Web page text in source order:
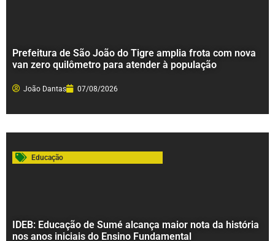
Prefeitura de São João do Tigre amplia frota com nova
van zero quilômetro para atender à população
João Dantas 07/08/2026
Educação
IDEB: Educação de Sumé alcança maior nota da história
nos anos iniciais do Ensino Fundamental